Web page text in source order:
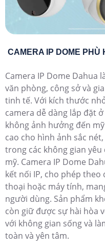
CAMERA IP DOME PHÙ
Camera IP Dome Dahua
văn phòng, công sở và
tinh tế. Với kích thước
camera dễ dàng lắp đặt
không ảnh hưởng đến
cao cho hình ảnh sắc
trong các không gian
mỹ. Camera IP Dome
kết nối IP, cho phép
thoại hoặc máy tính,
người dùng. Sản phẩm
còn giữ được sự hài hòa
với không gian sống và
toàn và yên tâm.